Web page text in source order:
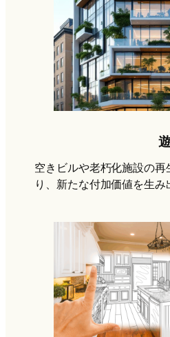
空きビルや老朽化施設の
り、新たな付加価値を生